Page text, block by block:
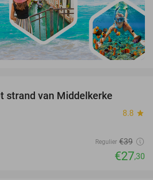
strand van Middelkerke
8.8 star
Regulier €39
€27,30